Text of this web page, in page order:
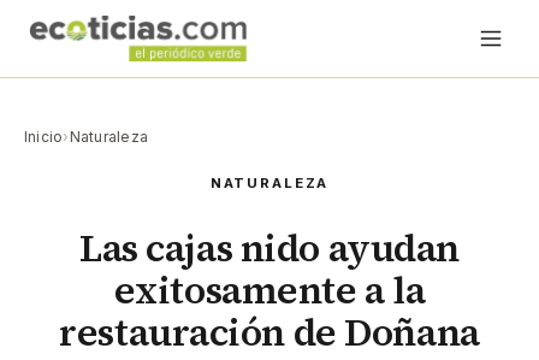
Inicio› Naturaleza
NATURALEZA
Las cajas nido ayudan
exitosamente a la
restauración de Doñana